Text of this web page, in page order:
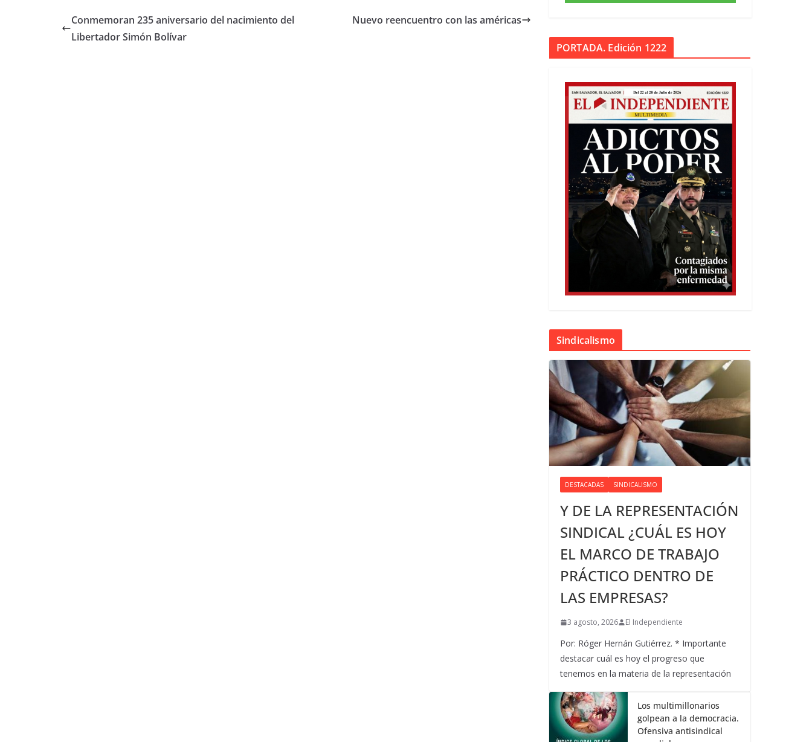
Conmemoran 235 aniversario del nacimiento del
Libertador Simón Bolívar
Nuevo reencuentro con las américas
PORTADA. Edición 1222
Sindicalismo
DESTACADAS SINDICALISMO
Y DE LA REPRESENTACIÓN
SINDICAL ¿CUÁL ES HOY
EL MARCO DE TRABAJO
PRÁCTICO DENTRO DE
LAS EMPRESAS?
3 agosto, 2026 El Independiente
Por: Róger Hernán Gutiérrez. * Importante
destacar cuál es hoy el progreso que
tenemos en la materia de la representación
Los multimillonarios
golpean a la democracia.
Ofensiva antisindical